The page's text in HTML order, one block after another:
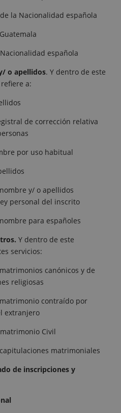
la Nacionalidad española
española
o apellidos. Y dentro de este
a:
de corrección relativa
por uso habitual
y/ o apellidos
personal del inscrito
para españoles
Y dentro de este
servicios:
canónicos y de
religiosas
contraído por
extranjero
Civil
matrimoniales
de inscripciones y